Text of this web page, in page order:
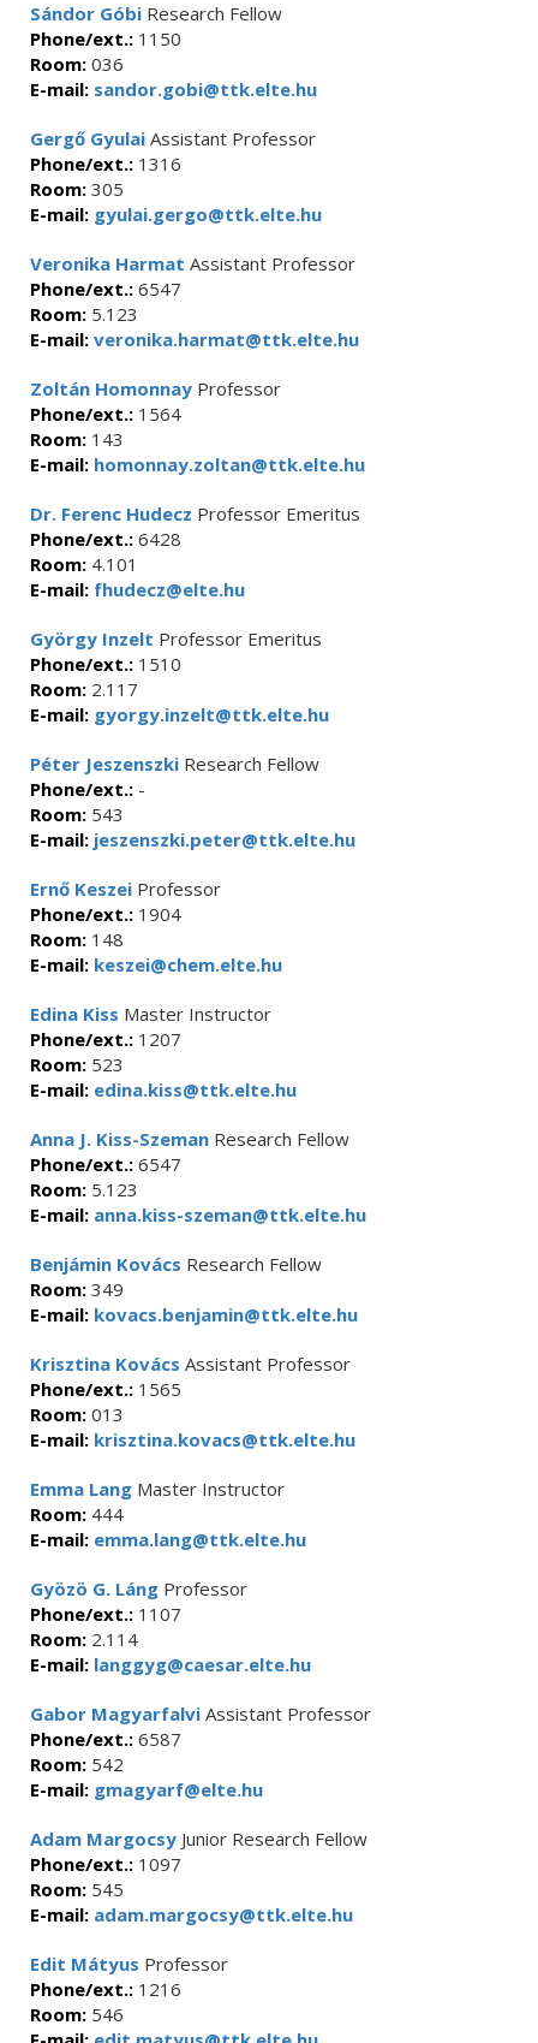
Sándor Góbi Research Fellow
Phone/ext.: 1150
Room: 036
E-mail: sandor.gobi@ttk.elte.hu
Gergő Gyulai Assistant Professor
Phone/ext.: 1316
Room: 305
E-mail: gyulai.gergo@ttk.elte.hu
Veronika Harmat Assistant Professor
Phone/ext.: 6547
Room: 5.123
E-mail: veronika.harmat@ttk.elte.hu
Zoltán Homonnay Professor
Phone/ext.: 1564
Room: 143
E-mail: homonnay.zoltan@ttk.elte.hu
Dr. Ferenc Hudecz Professor Emeritus
Phone/ext.: 6428
Room: 4.101
E-mail: fhudecz@elte.hu
György Inzelt Professor Emeritus
Phone/ext.: 1510
Room: 2.117
E-mail: gyorgy.inzelt@ttk.elte.hu
Péter Jeszenszki Research Fellow
Phone/ext.: -
Room: 543
E-mail: jeszenszki.peter@ttk.elte.hu
Ernő Keszei Professor
Phone/ext.: 1904
Room: 148
E-mail: keszei@chem.elte.hu
Edina Kiss Master Instructor
Phone/ext.: 1207
Room: 523
E-mail: edina.kiss@ttk.elte.hu
Anna J. Kiss-Szeman Research Fellow
Phone/ext.: 6547
Room: 5.123
E-mail: anna.kiss-szeman@ttk.elte.hu
Benjámin Kovács Research Fellow
Room: 349
E-mail: kovacs.benjamin@ttk.elte.hu
Krisztina Kovács Assistant Professor
Phone/ext.: 1565
Room: 013
E-mail: krisztina.kovacs@ttk.elte.hu
Emma Lang Master Instructor
Room: 444
E-mail: emma.lang@ttk.elte.hu
Gyözö G. Láng Professor
Phone/ext.: 1107
Room: 2.114
E-mail: langgyg@caesar.elte.hu
Gabor Magyarfalvi Assistant Professor
Phone/ext.: 6587
Room: 542
E-mail: gmagyarf@elte.hu
Adam Margocsy Junior Research Fellow
Phone/ext.: 1097
Room: 545
E-mail: adam.margocsy@ttk.elte.hu
Edit Mátyus Professor
Phone/ext.: 1216
Room: 546